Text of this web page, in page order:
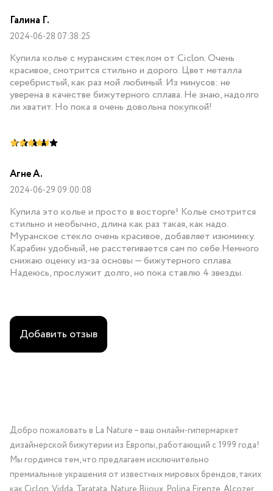
Галина Г.
2024-06-28 07:38:25
Купила колье с муранским стеклом от Ciclon. Очень
красивое, смотрится стильно и дорого. Цвет металла
серебристый, как раз мой любимый. Из минусов: не
уверена в качестве бижутерного сплава. Не знаю, надолго
ли хватит. Но пока я очень довольна покупкой!
Агне А.
2024-06-29 09:00:08
Купила это колье и просто в восторге! Колье смотрится
стильно и необычно, длина как раз такая, как надо.
Муранское стекло очень красивое, добавляет изюминку.
Карабин удобный, не расстегивается сам по себе.Немного
снижаю оценку из-за основы — бижутерного сплава.
Надеюсь, прослужит долго, но пока ставлю 4 звезды.
Добавить отзыв
Добро пожаловать в La Nature – ваш онлайн-гипермаркет
дизайнерской бижутерии из Европы, работающий с 1999 года!
Мы гордимся тем, что предлагаем исключительно
премиальные украшения от известных мировых брендов, таких